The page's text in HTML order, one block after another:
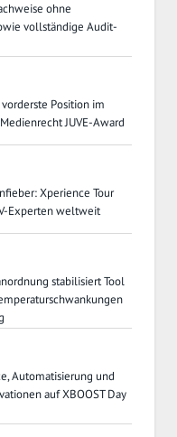
ohne
vollständige Audit-
Position im
JUVE-Award
Xperience Tour
Experten weltweit
stabilisiert Tool
Automatisierung und
auf XBOOST Day